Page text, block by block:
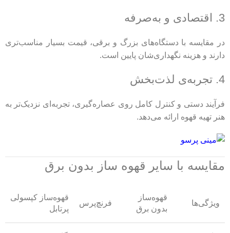
3. اقتصادی و به‌صرفه
در مقایسه با دستگاه‌های بزرگ و برقی، قیمت بسیار مناسب‌تری
دارند و هزینه نگهداری‌شان پایین است.
4. تجربه‌ی لذت‌بخش
فرآیند دستی و کنترل کامل روی عصاره‌گیری، تجربه‌ای نزدیک‌تر به
هنر تهیه قهوه ارائه می‌دهد.
مقایسه با سایر قهوه ساز بدون برق
ویژگی‌ها
قهوه‌ساز
بدون برق
فرنچ‌پرس
قهوه‌ساز کپسولی
پرتابل